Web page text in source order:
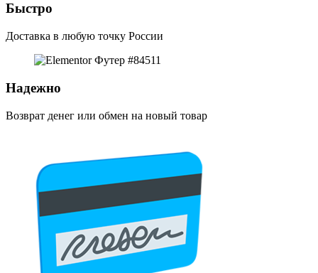
Быстро
Доставка в любую точку России
Надежно
Возврат денег или обмен на новый товар